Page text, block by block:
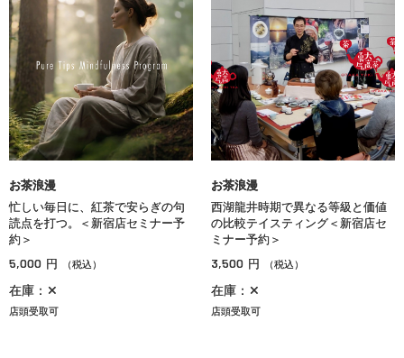
お茶浪漫
忙しい毎日に、紅茶で安らぎの句
読点を打つ。＜新宿店セミナー予
約＞
5,000 円 （税込）
在庫：✕
店頭受取可
お茶浪漫
西湖龍井時期で異なる等級と価値
の比較テイスティング＜新宿店セ
ミナー予約＞
3,500 円 （税込）
在庫：✕
店頭受取可